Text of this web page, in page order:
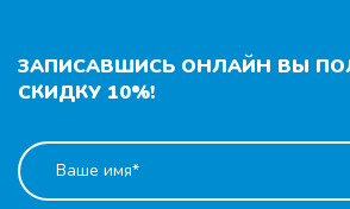
ЗАПИСАВШИСЬ ОНЛАЙН ВЫ
СКИДКУ 10%!